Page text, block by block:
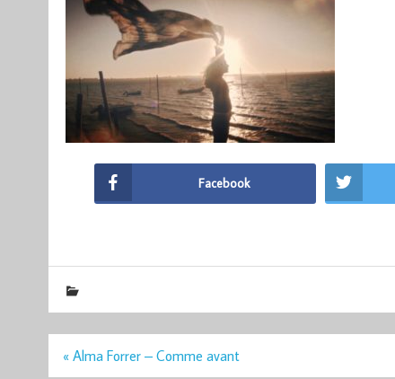
Facebook
Navigation
« Alma Forrer – Comme avant